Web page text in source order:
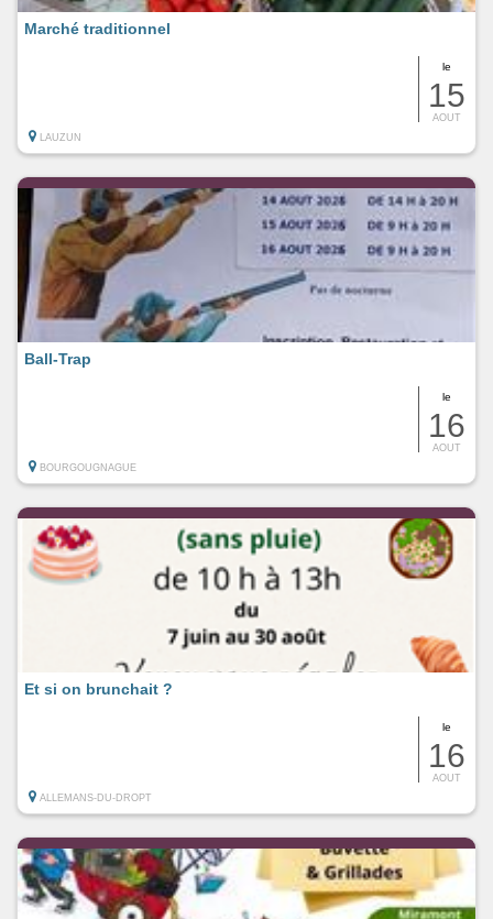
le
15
AOUT
Marché traditionnel
LAUZUN
le
16
AOUT
Ball-Trap
BOURGOUGNAGUE
le
16
AOUT
Et si on brunchait ?
ALLEMANS-DU-DROPT